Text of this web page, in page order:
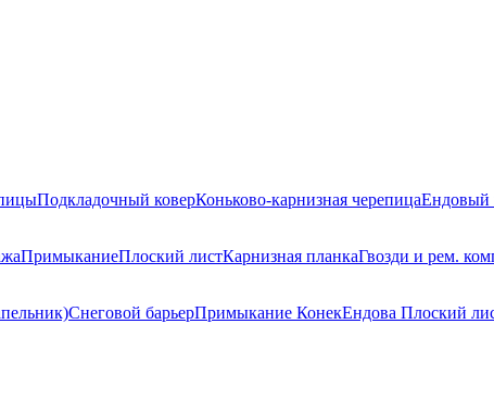
Подкладочный коверКоньково-карнизная черепицаЕндовый
ПримыканиеПлоский листКарнизная планкаГвозди и рем.
Снеговой барьерПримыкание КонекЕндова Плоский